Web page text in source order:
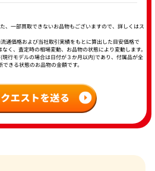
、一部買取できないお品物もございますので、詳しくはス
通価格および当社取引実績をもとに算出した目安価格で
く、査定時の相場変動、お品物の状態により変動します。
行モデルの場合は日付が３か月以内)であり、付属品が全
きる状態のお品物の金額です。